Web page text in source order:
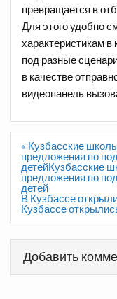
превращается в
Для этого удобно
характеристикам в
под разные
в качестве
видеопанель
Навигация
по
записям
« Кузбасские
предложения по
детейКузбасские
предложения по
детей
В Кузбассе
Кузбассе
Добавить